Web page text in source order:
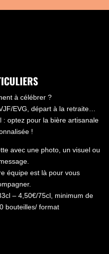
à célébrer ?
EVG, départ à la retraite…
: optez pour la bière artisanale
!
avec une photo, un visuel ou
équipe est là pour vous
– 4,50€/75cl, minimum de
bouteilles/ format